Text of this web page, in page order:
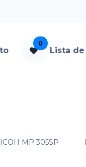
0
Lista
MP 305SP